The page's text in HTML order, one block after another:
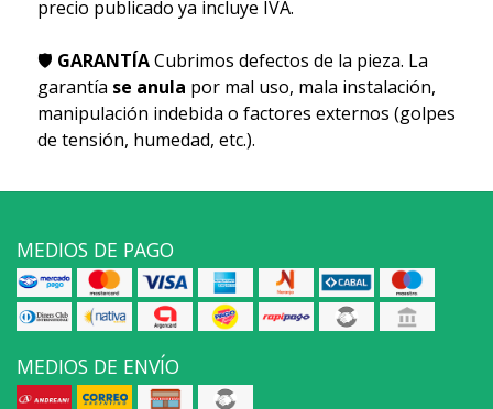
precio publicado ya incluye IVA.
🛡 GARANTÍACubrimos defectos de la pieza. La
garantía se anula por mal uso, mala instalación,
manipulación indebida o factores externos (golpes
de tensión, humedad, etc.).
MEDIOS DE PAGO
MEDIOS DE ENVÍO